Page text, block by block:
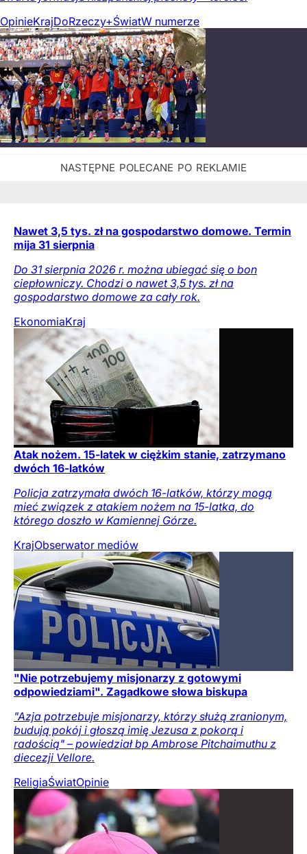
OpinieKrajDoRzeczy+ŚwiatW numerze
Nawet 3,5 tys. zł na gospodarstwo domowe. Termin
mija 31 sierpnia
Do 31 sierpnia 2026 r. można ubiegać się o bon
ciepłowniczy. Chodzi o nawet 3,5 tys. zł na
gospodarstwo domowe za cały rok.
EkonomiaKraj
Atak nożem. 15-latek w ciężkim stanie, zatrzymano
dwóch 16-latków
Policja zatrzymała dwóch 16-latków, którzy mogą
mieć związek z atakiem nożem na 15-latka, do
którego doszło w Kamiennej Górze.
KrajObserwator mediów
"Nie potrzebujemy misjonarzy z gotowymi
odpowiedziami". Zagadkowe słowa biskupa
"Azja potrzebuje misjonarzy, którzy służą zranionym,
budują pokój i głoszą imię Jezusa z pokorą i
radością" – powiedział bp Ambrose Pitchaimuthu z
diecezji Vellore.
ReligiaŚwiatOpinie